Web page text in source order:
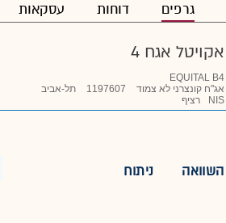
גרפים דוחות עסקאות
אקויטל אגח 4
EQUITAL B4
אג"ח קונצרני לא צמוד
1197607
תל-אביב
NIS
רציף
השוואה ניתוח